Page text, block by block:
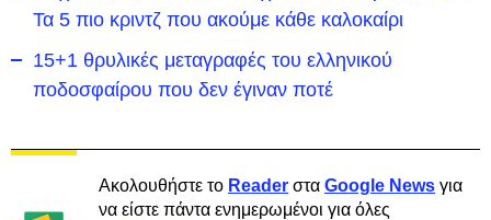
Τα 5 πιο κριντζ που ακούμε κάθε καλοκαίρι
15+1 θρυλικές μεταγραφές του ελληνικού
ποδοσφαίρου που δεν έγιναν ποτέ
Ακολουθήστε το Reader στα Google News για
να είστε πάντα ενημερωμένοι για όλες